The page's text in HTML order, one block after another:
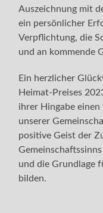
Auszeichnung mit
ein persönlicher
Verpflichtung, die
und an kommende
Ein herzlicher
Heimat-Preises
ihrer Hingabe
unserer
positive Geist der
und die Grundlage
bilden.